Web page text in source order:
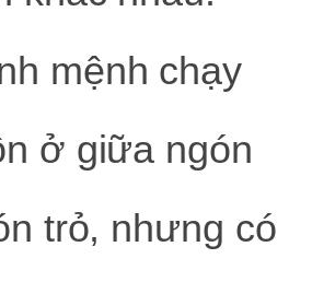
mệnh chạy
ở giữa ngón
trỏ, nhưng có